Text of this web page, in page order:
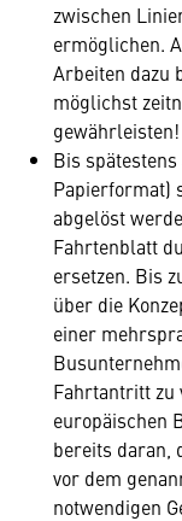
zwischen
ermöglichen.
Arbeiten dazu
möglichst
gewährleisten!
Bis
Papierformat)
abgelöst
Fahrtenblatt
ersetzen. Bis
über die
einer
Fahrtantritt zu
europäischen
bereits daran,
vor dem
notwendigen